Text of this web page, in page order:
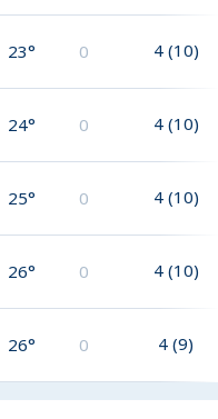
23° 0 4 (10)
24° 0 4 (10)
25° 0 4 (10)
26° 0 4 (10)
26° 0 4 (9)